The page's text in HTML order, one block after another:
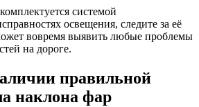
системой
освещения, следите за её
вовремя выявить любые проблемы
на дороге.
правильной
наклона фар